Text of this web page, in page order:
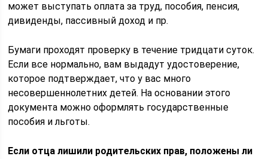
может выступать оплата за труд, пособия, пенсия,
дивиденды, пассивный доход и пр.
Бумаги проходят проверку в течение тридцати суток.
Если все нормально, вам выдадут удостоверение,
которое подтверждает, что у вас много
несовершеннолетних детей. На основании этого
документа можно оформлять государственные
пособия и льготы.
Если отца лишили родительских прав, положены ли